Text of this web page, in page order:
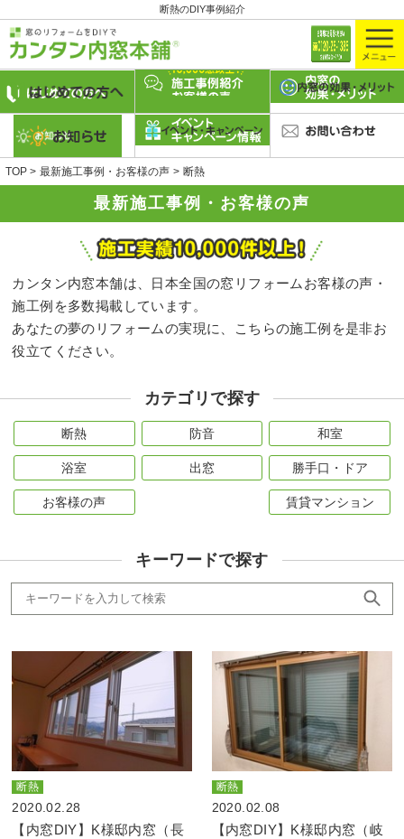
断熱のDIY事例紹介
最新施工事例・お客様の声
TOP 最新施工事例・お客様の声 断熱
カンタン内窓本舗は、日本全国の窓リフォームお客様の声・
施工例を多数掲載しています。
あなたの夢のリフォームの実現に、こちらの施工例を是非お
役立てください。
カテゴリで探す
断熱 防音 和室
浴室 出窓 勝手口・ドア
お客様の声 賃貸マンション
キーワードで探す
断熱
2020.02.28
【内窓DIY】K様邸内窓（長
断熱
2020.02.08
【内窓DIY】K様邸内窓（岐